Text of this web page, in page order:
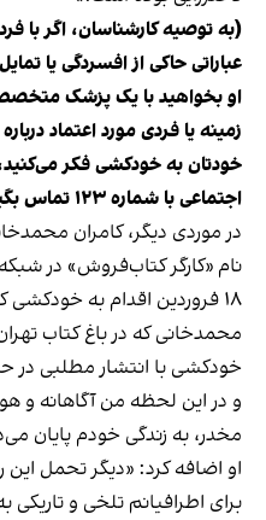
(به توصیه کارشناسان، اگر با
عباراتی حاکی از افسردگی یا
او بخواهید با یک پزشک
زمینه یا فردی مورد اعتماد
خودتان به خودکشی فکر می‌کنید،
اجتماعی با شماره ۱۲۳ تماس بگیرید.)
در موردی دیگر، کامران
نام «کارگر کتاب‌فروش» در
۱۸ فروردین اقدام به خودکشی کرد و جان باخت.
محمدخانی که در باغ کتاب
خودکشی با انتشار مطلبی
و در این لحظه من آگاهانه و
مخدر، به زندگی خودم پایان
او اضافه کرد: «دیگر تحمل این
برای اطرافیانم تلخی و تاریکی